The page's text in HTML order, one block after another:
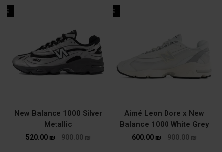
SALE
Aimé Leon Dore x New
Balance 1000 White Grey
900.00₪
600.00 ₪
New Balance 1000 Silver
Metallic
900.00₪
520.00 ₪